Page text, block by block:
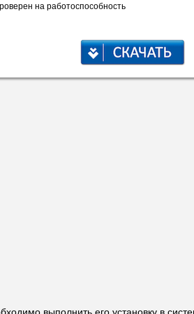
на работоспособность